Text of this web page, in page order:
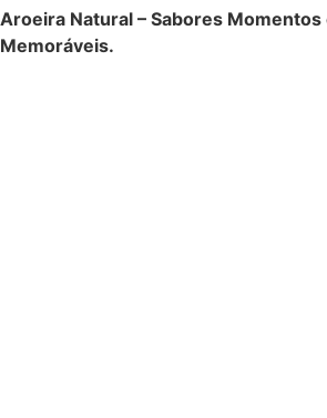
Aroeira Natural – Sabores
Memoráveis.